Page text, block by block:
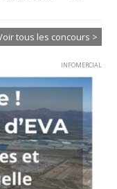
tous les concours >
INFOMERCIAL